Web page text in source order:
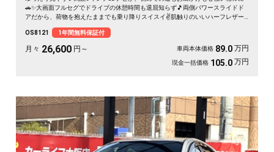
🚗✨大画面フルセグでドライブの休憩時間も退屈知らず🎵両側パワースライドド
アだから、荷物を抱えたままでも乗り降りスイスイ✌️肌触りのいいハーフレザー
品なハイブリッド。走りも家計もやさしい一台を、安心の《1年保証付》でどう
ぞ😊
OS8121 1年間無料保証付
月々 26,600 円～ 車両本体価格 89.0 万円
現金一括価格 105.0 万円